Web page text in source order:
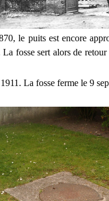
le puits est encore
La fosse sert alors de
La fosse ferme le 9